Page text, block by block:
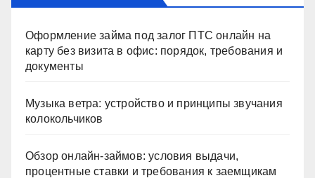
Оформление займа под залог ПТС онлайн на
карту без визита в офис: порядок, требования и
документы
Музыка ветра: устройство и принципы звучания
колокольчиков
Обзор онлайн-займов: условия выдачи,
процентные ставки и требования к заемщикам